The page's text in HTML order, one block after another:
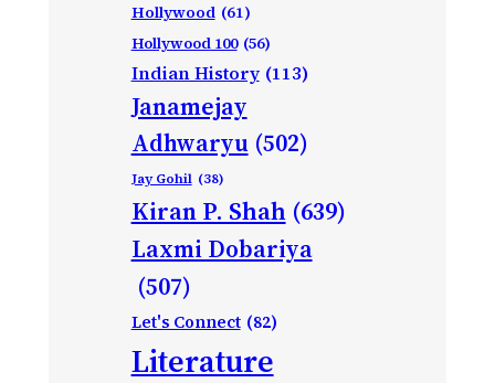
Hollywood (61)
Hollywood 100 (56)
Indian History (113)
Janamejay
Adhwaryu (502)
Jay Gohil (38)
Kiran P. Shah (639)
Laxmi Dobariya
(507)
Let's Connect (82)
Literature